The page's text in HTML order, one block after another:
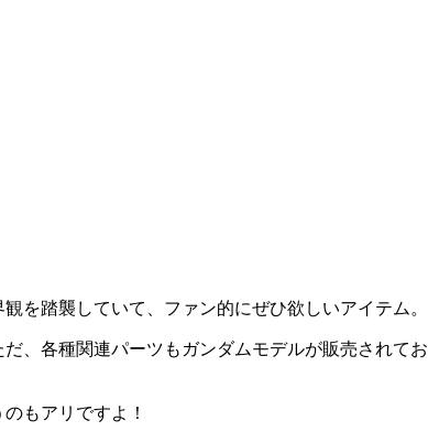
を踏襲していて、ファン的にぜひ欲しいアイテム。
、各種関連パーツもガンダムモデルが販売されてお
のもアリですよ！